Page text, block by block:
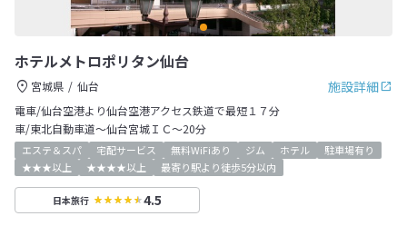
ホテルメトロポリタン仙台
施設詳細
宮城県
仙台
電車/仙台空港より仙台空港アクセス鉄道で最短１７分
車/東北自動車道～仙台宮城ＩＣ～20分
エステ＆スパ 宅配サービス 無料WiFiあり ジム ホテル
駐車場有り
★★★以上
★★★★以上 最寄り駅より徒歩5分以内
日本旅行 4.5